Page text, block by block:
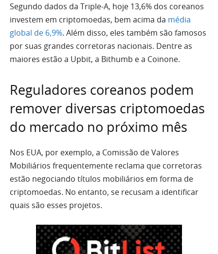
Segundo dados da Triple-A, hoje 13,6% dos coreanos
investem em criptomoedas, bem acima da média
global de 6,9%. Além disso, eles também são famosos
por suas grandes corretoras nacionais. Dentre as
maiores estão a Upbit, a Bithumb e a Coinone.
Reguladores coreanos podem
remover diversas criptomoedas
do mercado no próximo mês
Nos EUA, por exemplo, a Comissão de Valores
Mobiliários frequentemente reclama que corretoras
estão negociando títulos mobiliários em forma de
criptomoedas. No entanto, se recusam a identificar
quais são esses projetos.